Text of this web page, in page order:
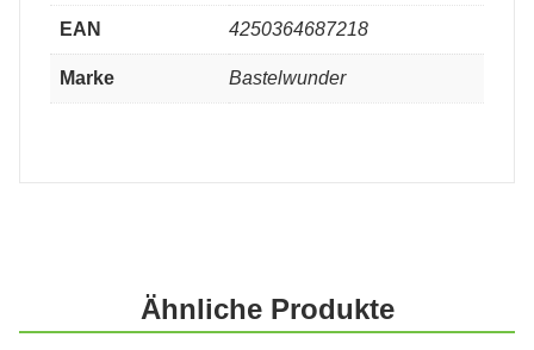
EAN 4250364687218
Marke Bastelwunder
Ähnliche Produkte